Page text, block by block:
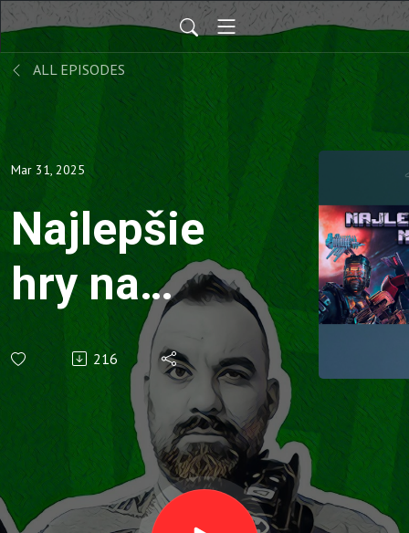
ALL EPISODES
Mar 31, 2025
Najlepšie
hry na
PS3
(OVKV
#199:
HRÁČI 5)
216